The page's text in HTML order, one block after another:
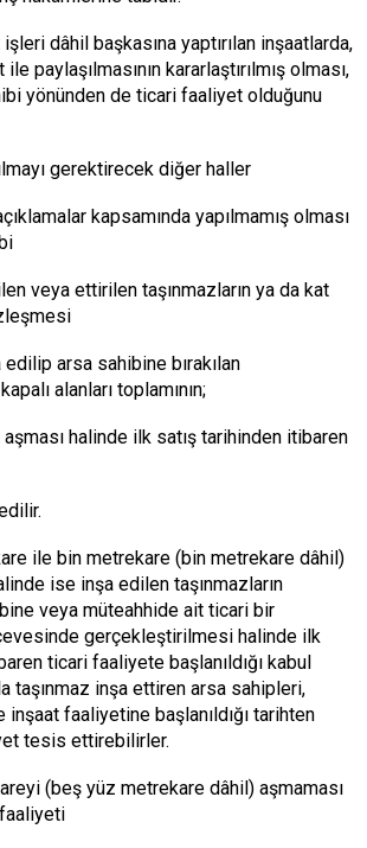
işleri dâhil başkasına yaptırılan inşaatlarda,
paylaşılmasının kararlaştırılmış olması,
yönünden de ticari faaliyet olduğunu
gerektirecek diğer haller
kapsamında yapılmamış olması
veya ettirilen taşınmazların ya da kat
arsa sahibine bırakılan
alanları toplamının;
halinde ilk satış tarihinden itibaren
ile bin metrekare (bin metrekare dâhil)
ise inşa edilen taşınmazların
veya müteahhide ait ticari bir
gerçekleştirilmesi halinde ilk
ticari faaliyete başlanıldığı kabul
taşınmaz inşa ettiren arsa sahipleri,
faaliyetine başlanıldığı tarihten
tesis ettirebilirler.
(beş yüz metrekare dâhil) aşmaması